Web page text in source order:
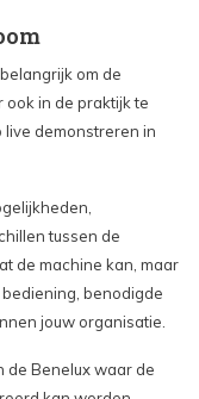
om de
ook in de praktijk te
live demonstreren in
tussen de
de machine kan, maar
benodigde
jouw organisatie.
de Benelux waar de